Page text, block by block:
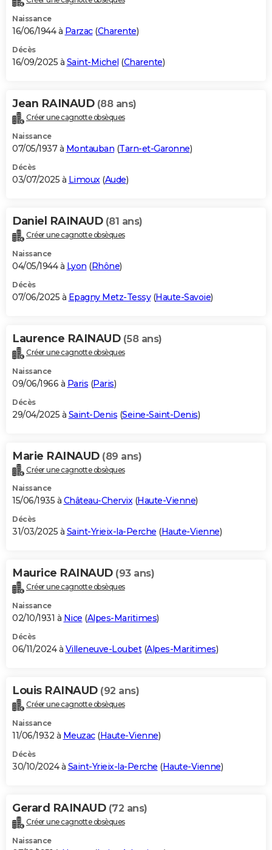
Naissance
16/06/1944 à Parzac(Charente)
Décès
16/09/2025 à Saint-Michel (Charente)
Jean RAINAUD (88 ans)
Créer une cagnotte obsèques
Naissance
07/05/1937 à Montauban (Tarn-et-Garonne)
Décès
03/07/2025 à Limoux(Aude)
Daniel RAINAUD (81 ans)
Créer une cagnotte obsèques
Naissance
04/05/1944 à Lyon (Rhône)
Décès
07/06/2025 à Epagny Metz-Tessy(Haute-Savoie)
Laurence RAINAUD (58 ans)
Créer une cagnotte obsèques
Naissance
09/06/1966 à Paris (Paris)
Décès
29/04/2025 à Saint-Denis (Seine-Saint-Denis)
Marie RAINAUD (89 ans)
Créer une cagnotte obsèques
Naissance
15/06/1935 à Château-Chervix(Haute-Vienne)
Décès
31/03/2025 à Saint-Yrieix-la-Perche (Haute-Vienne)
Maurice RAINAUD (93 ans)
Créer une cagnotte obsèques
Naissance
02/10/1931 à Nice (Alpes-Maritimes)
Décès
06/11/2024 à Villeneuve-Loubet(Alpes-Maritimes)
Louis RAINAUD (92 ans)
Créer une cagnotte obsèques
Naissance
11/06/1932 à Meuzac(Haute-Vienne)
Décès
30/10/2024 à Saint-Yrieix-la-Perche (Haute-Vienne)
Gerard RAINAUD (72 ans)
Créer une cagnotte obsèques
Naissance